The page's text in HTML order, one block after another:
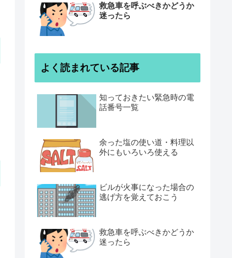
救急車を呼ぶべきかどうか
迷ったら
よく読まれている記事
知っておきたい緊急時の電
話番号一覧
余った塩の使い道・料理以
外にもいろいろ使える
ビルが火事になった場合の
逃げ方を覚えておこう
救急車を呼ぶべきかどうか
迷ったら